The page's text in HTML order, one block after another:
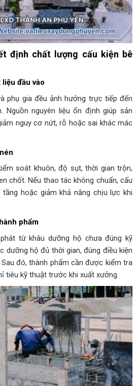
định chất lượng cấu kiện bê
đầu vào
phụ gia đều ảnh hưởng trực tiếp đến
Nguồn nguyên liệu ổn định giúp sản
nguy cơ nứt, rỗ hoặc sai khác mác
soát khuôn, độ sụt, thời gian trộn,
chốt. Nếu thao tác không chuẩn, cấu
hoặc giảm khả năng chịu lực khi
phẩm
từ khâu dưỡng hộ chưa đúng kỹ
dưỡng hộ đủ thời gian, đúng điều kiện
đó, thành phẩm cần được kiểm tra
tiêu kỹ thuật trước khi xuất xưởng.